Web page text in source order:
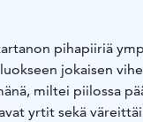
pihapiiriä
jokaisen
miltei piilossa
yrtit sekä